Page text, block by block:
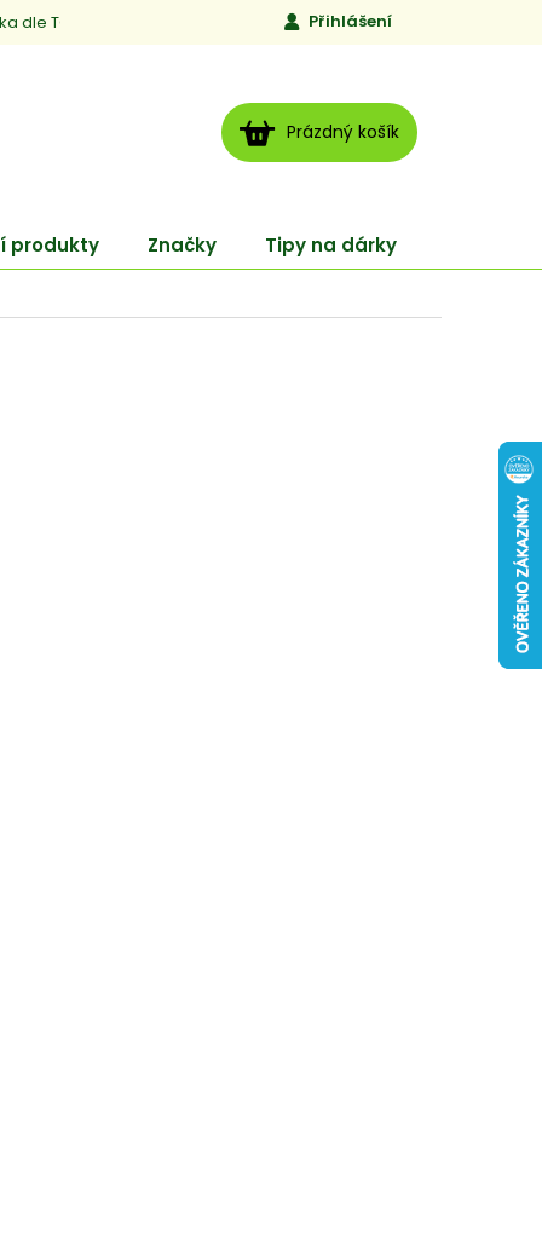
dle TCM Jen to, čemu věříme
Přihlášení
NÁKUPNÍ
KOŠÍK
Prázdný košík
produkty Značky Tipy na dárky